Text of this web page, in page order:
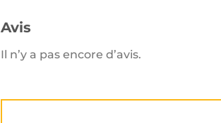
Avis
Il n’y a pas encore d’avis.